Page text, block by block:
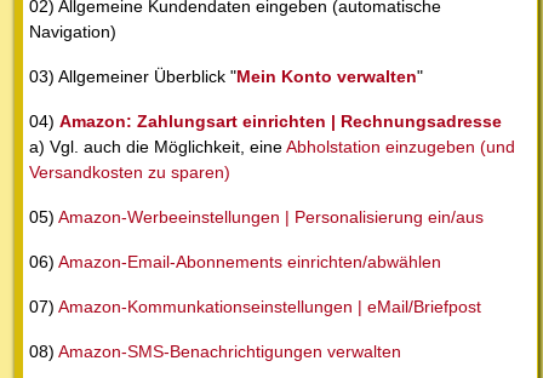
02) Allgemeine Kundendaten eingeben (automatische
Navigation)
03) Allgemeiner Überblick "Mein Konto verwalten"
04) Amazon: Zahlungsart einrichten | Rechnungsadresse
a) Vgl. auch die Möglichkeit, eineAbholstation einzugeben (und
Versandkosten zu sparen)
05) Amazon-Werbeeinstellungen | Personalisierung ein/aus
06) Amazon-Email-Abonnements einrichten/abwählen
07) Amazon-Kommunkationseinstellungen | eMail/Briefpost
08) Amazon-SMS-Benachrichtigungen verwalten